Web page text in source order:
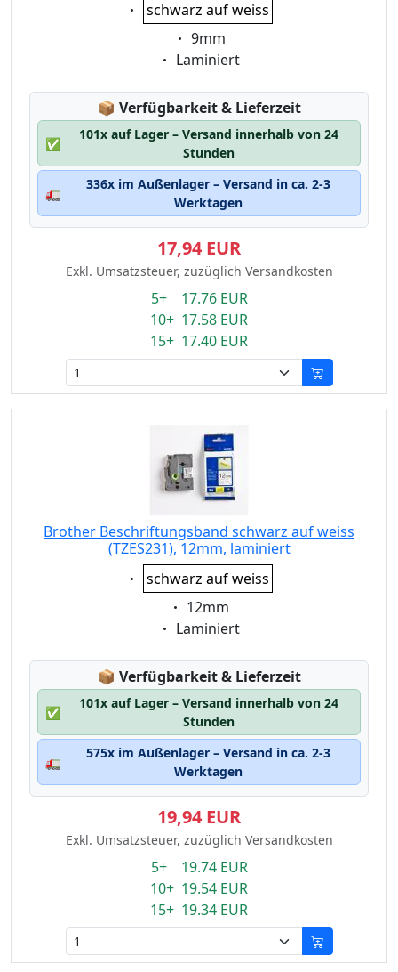
schwarz auf weiss
Eigenschaft:
9mm
Eigenschaft:
Laminiert
📦 Lagerstatus:
Verfügbarkeit & Lieferzeit
✅
101x auf Lager – Versand innerhalb von 24
Stunden
🚛
336x im Außenlager – Versand in ca. 2-3
Werktagen
17,94 EUR
Exkl. Umsatzsteuer, zuzüglich Versandkosten
5+ 17.76 EUR
10+ 17.58 EUR
15+ 17.40 EUR
Brother Beschriftungsband schwarz auf weiss
(TZES231), 12mm, laminiert
Eigenschaft:
schwarz auf weiss
Eigenschaft:
12mm
Eigenschaft:
Laminiert
📦 Lagerstatus:
Verfügbarkeit & Lieferzeit
✅
101x auf Lager – Versand innerhalb von 24
Stunden
🚛
575x im Außenlager – Versand in ca. 2-3
Werktagen
19,94 EUR
Exkl. Umsatzsteuer, zuzüglich Versandkosten
5+ 19.74 EUR
10+ 19.54 EUR
15+ 19.34 EUR